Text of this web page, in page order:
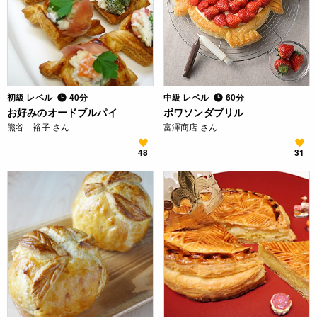
初級 レベル 40分
お好みのオードブルパイ
熊谷 裕子 さん
48
中級 レベル 60分
ポワソンダブリル
富澤商店 さん
31